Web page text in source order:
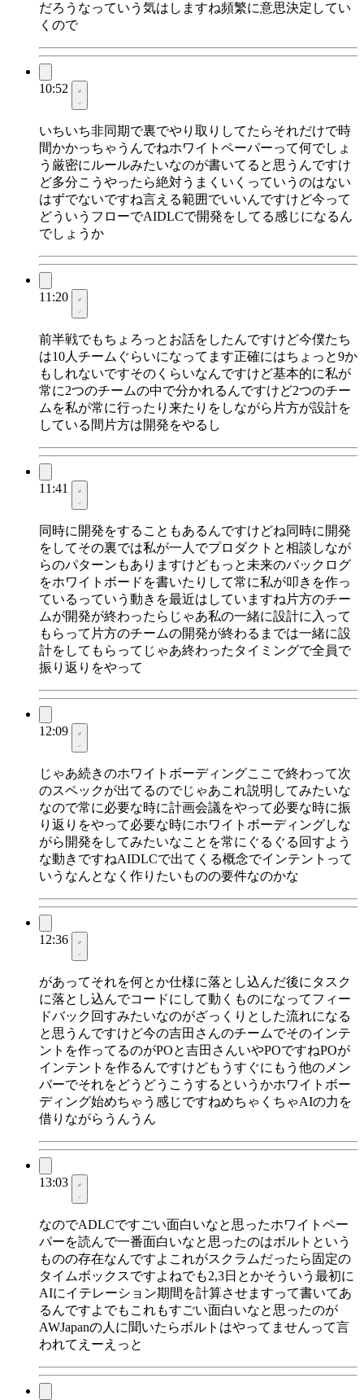
だろうなっていう気はしますね頻繁に意思決定してい
くので
10:52
いちいち非同期で裏でやり取りしてたらそれだけで時
間かかっちゃうんでねホワイトペーパーって何でしょ
う厳密にルールみたいなのが書いてると思うんですけ
ど多分こうやったら絶対うまくいくっていうのはない
はずでないですね言える範囲でいいんですけど今って
どういうフローでAIDLCで開発をしてる感じになるん
でしょうか
11:20
前半戦でもちょろっとお話をしたんですけど今僕たち
は10人チームぐらいになってます正確にはちょっと9か
もしれないですそのくらいなんですけど基本的に私が
常に2つのチームの中で分かれるんですけど2つのチー
ムを私が常に行ったり来たりをしながら片方が設計を
している間片方は開発をやるし
11:41
同時に開発をすることもあるんですけどね同時に開発
をしてその裏では私が一人でプロダクトと相談しなが
らのパターンもありますけどもっと未来のバックログ
をホワイトボードを書いたりして常に私が叩きを作っ
ているっていう動きを最近はしていますね片方のチー
ムが開発が終わったらじゃあ私の一緒に設計に入って
もらって片方のチームの開発が終わるまでは一緒に設
計をしてもらってじゃあ終わったタイミングで全員で
振り返りをやって
12:09
じゃあ続きのホワイトボーディングここで終わって次
のスペックが出てるのでじゃあこれ説明してみたいな
なので常に必要な時に計画会議をやって必要な時に振
り返りをやって必要な時にホワイトボーディングしな
がら開発をしてみたいなことを常にぐるぐる回すよう
な動きですねAIDLCで出てくる概念でインテントって
いうなんとなく作りたいものの要件なのかな
12:36
があってそれを何とか仕様に落とし込んだ後にタスク
に落とし込んでコードにして動くものになってフィー
ドバック回すみたいなのがざっくりとした流れになる
と思うんですけど今の吉田さんのチームでそのインテ
ントを作ってるのがPOと吉田さんいやPOですねPOが
インテントを作るんですけどもうすぐにもう他のメン
バーでそれをどうどうこうするというかホワイトボー
ディング始めちゃう感じですねめちゃくちゃAIの力を
借りながらうんうん
13:03
なのでADLCですごい面白いなと思ったホワイトペー
パーを読んで一番面白いなと思ったのはボルトという
ものの存在なんですよこれがスクラムだったら固定の
タイムボックスですよねでも2,3日とかそういう最初に
AIにイテレーション期間を計算させますって書いてあ
るんですよでもこれもすごい面白いなと思ったのが
AWJapanの人に聞いたらボルトはやってませんって言
われてえーえっと